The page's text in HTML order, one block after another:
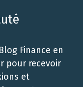
Finance en
pour recevoir
et